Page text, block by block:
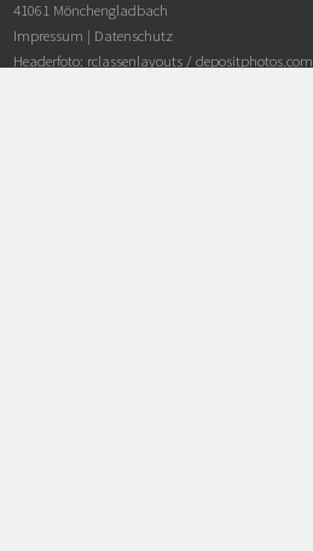
41061 Mönchengladbach
Impressum | Datenschutz
Headerfoto: rclassenlayouts /depositphotos.com